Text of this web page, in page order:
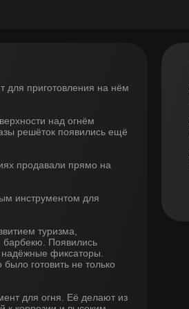
для приготовления на нём
над огнём
решёток появились ещё
продавали прямо на
инструментом для
туризма,
барбекю. Появились
фиксаторы.
готовить не только
для огня. Её делают из